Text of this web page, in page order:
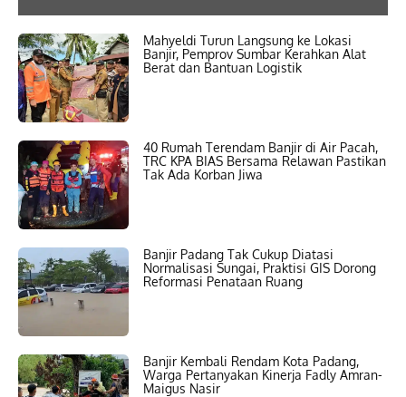
Mahyeldi Turun Langsung ke Lokasi
Banjir, Pemprov Sumbar Kerahkan Alat
Berat dan Bantuan Logistik
40 Rumah Terendam Banjir di Air Pacah,
TRC KPA BIAS Bersama Relawan Pastikan
Tak Ada Korban Jiwa
Banjir Padang Tak Cukup Diatasi
Normalisasi Sungai, Praktisi GIS Dorong
Reformasi Penataan Ruang
Banjir Kembali Rendam Kota Padang,
Warga Pertanyakan Kinerja Fadly Amran-
Maigus Nasir